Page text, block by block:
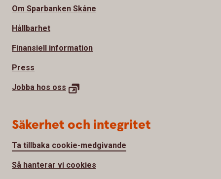
Om Sparbanken Skåne
Hållbarhet
Finansiell information
Press
Jobba hos oss
Säkerhet och integritet
Ta tillbaka cookie-medgivande
Så hanterar vi cookies